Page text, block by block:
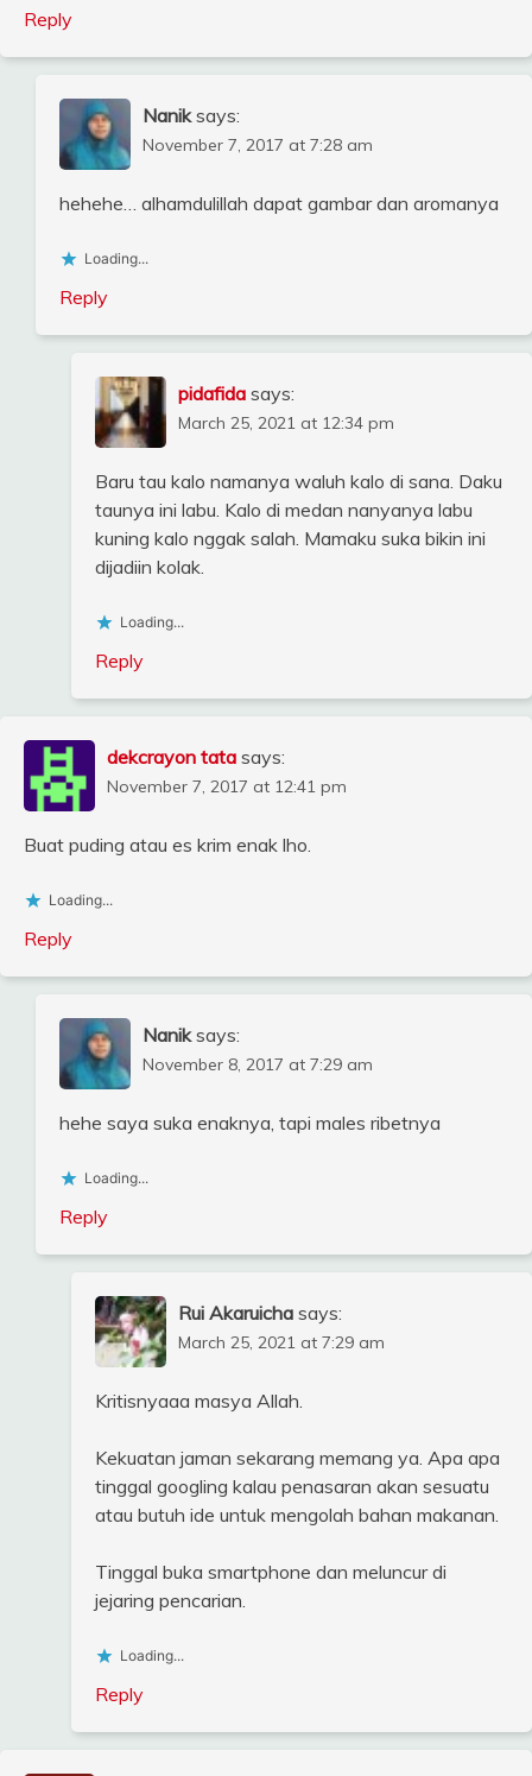
Reply
Nanik says:
November 7, 2017 at 7:28 am
hehehe… alhamdulillah dapat gambar dan aromanya
Loading...
Reply
pidafida says:
March 25, 2021 at 12:34 pm
Baru tau kalo namanya waluh kalo di sana. Daku
taunya ini labu. Kalo di medan nanyanya labu
kuning kalo nggak salah. Mamaku suka bikin ini
dijadiin kolak.
Loading...
Reply
dekcrayon tata says:
November 7, 2017 at 12:41 pm
Buat puding atau es krim enak lho.
Loading...
Reply
Nanik says:
November 8, 2017 at 7:29 am
hehe saya suka enaknya, tapi males ribetnya
Loading...
Reply
Rui Akaruicha says:
March 25, 2021 at 7:29 am
Kritisnyaaa masya Allah.
Kekuatan jaman sekarang memang ya. Apa apa
tinggal googling kalau penasaran akan sesuatu
atau butuh ide untuk mengolah bahan makanan.
Tinggal buka smartphone dan meluncur di
jejaring pencarian.
Loading...
Reply